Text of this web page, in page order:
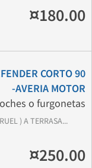
¤180.00
CORTO 90
-AVERIA MOTOR
o furgonetas
) A TERRASA...
¤250.00